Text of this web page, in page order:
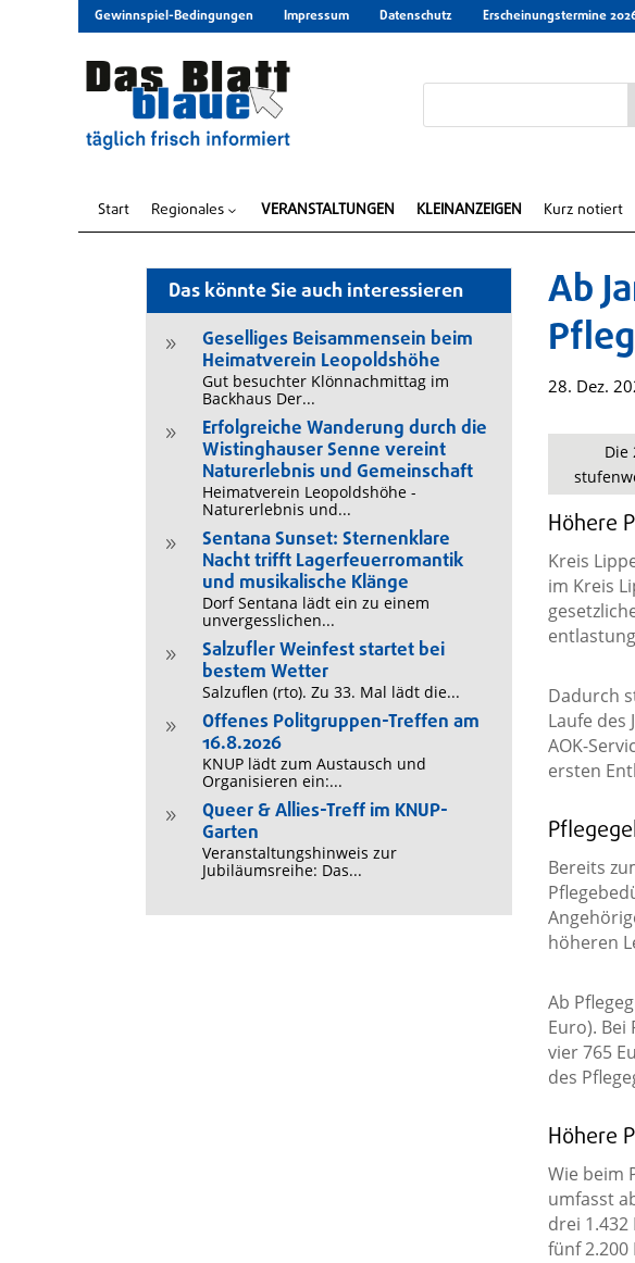
Gewinnspiel-Bedingungen Impressum Datenschutz Erscheinungstermine
Start Regionales 3 VERANSTALTUNGEN KLEINANZEIGEN Kurz notiert
Das könnte Sie auch interessieren
9
Geselliges Beisammensein beim
Heimatverein Leopoldshöhe
Gut besuchter Klönnachmittag im
Backhaus Der...
9
Erfolgreiche Wanderung durch die
Wistinghauser Senne vereint
Naturerlebnis und Gemeinschaft
Heimatverein Leopoldshöhe -
Naturerlebnis und...
9
Sentana Sunset: Sternenklare
Nacht trifft Lagerfeuerromantik
und musikalische Klänge
Dorf Sentana lädt ein zu einem
unvergesslichen...
9
Salzufler Weinfest startet bei
bestem Wetter
Salzuflen (rto). Zu 33. Mal lädt die...
9
Offenes Politgruppen-Treffen am
16.8.2026
KNUP lädt zum Austausch und
Organisieren ein:...
9
Queer & Allies-Treff im KNUP-
Garten
Veranstaltungshinweis zur
Jubiläumsreihe: Das...
Ab
28. Dez.
Die
Höhere
Kreis
im Kreis
Dadurch
Laufe
AOK-
ersten
Bereits
höheren
Ab
Euro).
vier 765
des
Höhere
Wie beim
umfasst
drei 1.432
fünf 2.200